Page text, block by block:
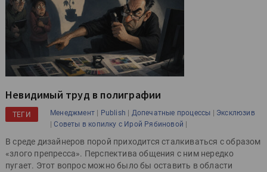
Невидимый труд в полиграфии
ТЕГИ Менеджмент | Publish | Допечатные процессы | Эксклюзив
|Советы в копилку с Ирой Рябиновой |
В среде дизайнеров порой приходится сталкиваться с образом
«злого препресса». Перспектива общения с ним нередко
пугает. Этот вопрос можно было бы оставить в области